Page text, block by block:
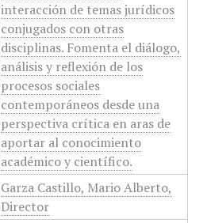
interacción de temas jurídicos
conjugados con otras
disciplinas. Fomenta el diálogo,
análisis y reflexión de los
procesos sociales
contemporáneos desde una
perspectiva crítica en aras de
aportar al conocimiento
académico y científico.
Garza Castillo, Mario Alberto,
Director